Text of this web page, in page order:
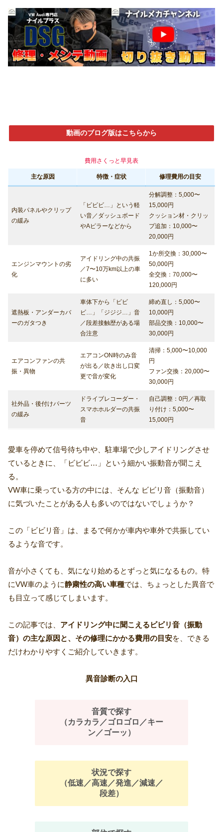
動画のブログ版はこちらから
費用さくっと早見表
主な原因 特徴・症状 修理費用の目安
内装パネルやクリップ
の緩み
「ビビビ…」という軽
い音／ダッシュボード
やAピラーなどから
分解調整：5,000〜
15,000円
クッション材・クリッ
プ追加：10,000〜
20,000円
エンジンマウントの劣
化
アイドリング中の共振
／7〜10万km以上の車
に多い
1か所交換：30,000〜
50,000円
全交換：70,000〜
120,000円
遮熱板・アンダーカバ
ーのガタつき
車体下から「ビビ
ビ…」「ジジジ…」音
／段差接触歴がある場
合注意
締め直し：5,000〜
10,000円
部品交換：10,000〜
30,000円
エアコンファンの共
振・異物
エアコンON時のみ音
が出る／吹き出し口変
更で音が変化
清掃：5,000〜10,000
円
ファン交換：20,000〜
30,000円
社外品・後付けパーツ
の緩み
ドライブレコーダー・
スマホホルダーの共振
音
自己調整：0円／再取
り付け：5,000〜
15,000円
愛車を停めて信号待ち中や、駐車場で少しアイドリングさせ
ているときに、「ビビビ…」という細かい振動音が聞こえ
る。
VW車に乗っている方の中には、そんな ビビリ音（振動音）
に気づいたことがある人も多いのではないでしょうか？
この「ビビリ音」は、まるで何かが車内や車外で共振してい
るような音です。
音が小さくても、気になり始めるとずっと気になるもの。特
にVW車のように静粛性の高い車種では、ちょっとした異音で
も目立って感じてしまいます。
この記事では、 アイドリング中に聞こえるビビリ音（振動
音）の主な原因と、その修理にかかる費用の目安を、できる
だけわかりやすくご紹介していきます。
異音診断の入口
音質で探す
（カラカラ／ゴロゴロ／キー
ン／ゴーッ）
状況で探す
（低速／高速／発進／減速／
段差）